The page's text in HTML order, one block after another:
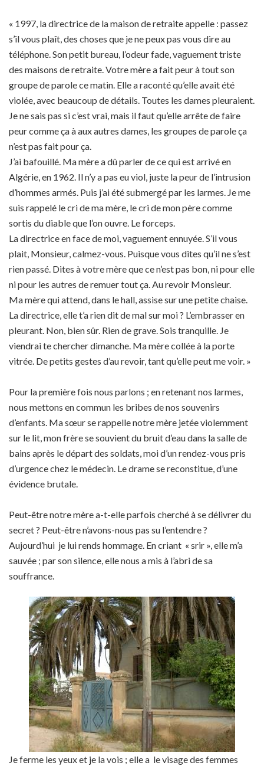
« 1997, la directrice de la maison de retraite appelle : passez
s’il vous plaît, des choses que je ne peux pas vous dire au
téléphone. Son petit bureau, l’odeur fade, vaguement triste
des maisons de retraite. Votre mère a fait peur à tout son
groupe de parole ce matin. Elle a raconté qu’elle avait été
violée, avec beaucoup de détails. Toutes les dames pleuraient.
Je ne sais pas si c’est vrai, mais il faut qu’elle arrête de faire
peur comme ça à aux autres dames, les groupes de parole ça
n’est pas fait pour ça.
J’ai bafouillé. Ma mère a dû parler de ce qui est arrivé en
Algérie, en 1962. Il n’y a pas eu viol, juste la peur de l’intrusion
d’hommes armés. Puis j’ai été submergé par les larmes. Je me
suis rappelé le cri de ma mère, le cri de mon père comme
sortis du diable que l’on ouvre. Le forceps.
La directrice en face de moi, vaguement ennuyée. S’il vous
plait, Monsieur, calmez-vous. Puisque vous dites qu’il ne s’est
rien passé. Dites à votre mère que ce n’est pas bon, ni pour elle
ni pour les autres de remuer tout ça. Au revoir Monsieur.
Ma mère qui attend, dans le hall, assise sur une petite chaise.
La directrice, elle t’a rien dit de mal sur moi ? L’embrasser en
pleurant. Non, bien sûr. Rien de grave. Sois tranquille. Je
viendrai te chercher dimanche. Ma mère collée à la porte
vitrée. De petits gestes d’au revoir, tant qu’elle peut me voir. »
Pour la première fois nous parlons ; en retenant nos larmes,
nous mettons en commun les bribes de nos souvenirs
d’enfants. Ma sœur se rappelle notre mère jetée violemment
sur le lit, mon frère se souvient du bruit d’eau dans la salle de
bains après le départ des soldats, moi d’un rendez-vous pris
d’urgence chez le médecin. Le drame se reconstitue, d’une
évidence brutale.
Peut-être notre mère a-t-elle parfois cherché à se délivrer du
secret ? Peut-être n’avons-nous pas su l’entendre ?
Aujourd’hui je lui rends hommage. En criant « srir », elle m’a
sauvée ; par son silence, elle nous a mis à l’abri de sa
souffrance.
Je ferme les yeux et je la vois ; elle a le visage des femmes